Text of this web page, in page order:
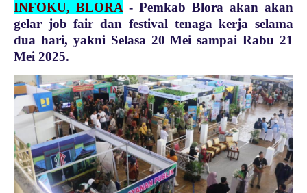
INFOKU, BLORA - Pemkab Blora akan akan
gelar job fair dan festival tenaga kerja selama
dua hari, yakni Selasa 20 Mei sampai Rabu 21
Mei 2025.